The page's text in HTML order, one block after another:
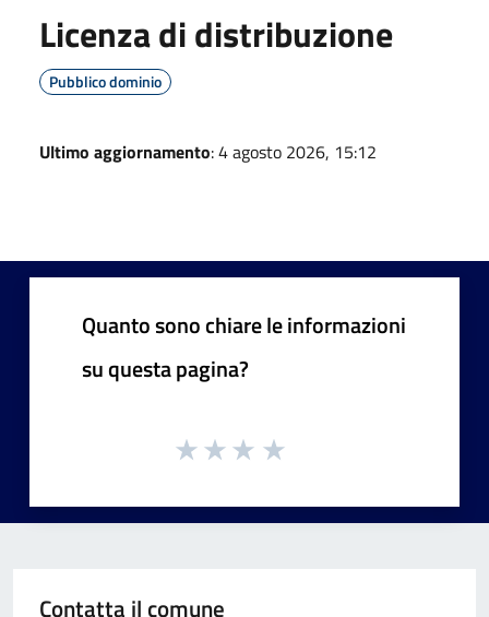
Licenza di distribuzione
Pubblico dominio
Ultimo aggiornamento: 4 agosto 2026, 15:12
Quanto sono chiare le informazioni
su questa pagina?
Contatta il comune